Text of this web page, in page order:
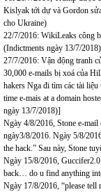
Kislyak tới dự và Gordon
cho Ukraine)
22/7/2016: WikiLeaks công
(Indictments ngày 13/7/2018)
27/7/2016: Vận động tranh
30,000 e-mails bị xoá của
hakers Nga đi tìm các tài
time e-mais at a domain
ngày 13/7/2018)]
Ngày 4/8/2016, Stone e-
ngày3/8/2016. Ngày 5/8/
the hack.” Sau này, Stone
Ngày 15/8/2016,
back… do u find anything
Ngày 17/8/2016, “please